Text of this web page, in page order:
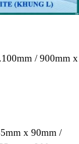
/ 900mm x
x 90mm /